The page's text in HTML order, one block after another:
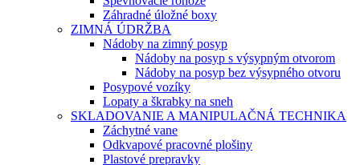
Záhradné úložné boxy
ZIMNÁ ÚDRŽBA
Nádoby na zimný posyp
Nádoby na posyp s výsypným otvorom
Nádoby na posyp bez výsypného otvoru
Posypové vozíky
Lopaty a škrabky na sneh
SKLADOVANIE A MANIPULAČNÁ TECHNIKA
Záchytné vane
Odkvapové pracovné plošiny
Plastové prepravky